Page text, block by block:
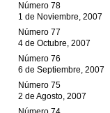
Número 78
1 de Noviembre, 2007
Número 77
4 de Octubre, 2007
Número 76
6 de Septiembre, 2007
Número 75
2 de Agosto, 2007